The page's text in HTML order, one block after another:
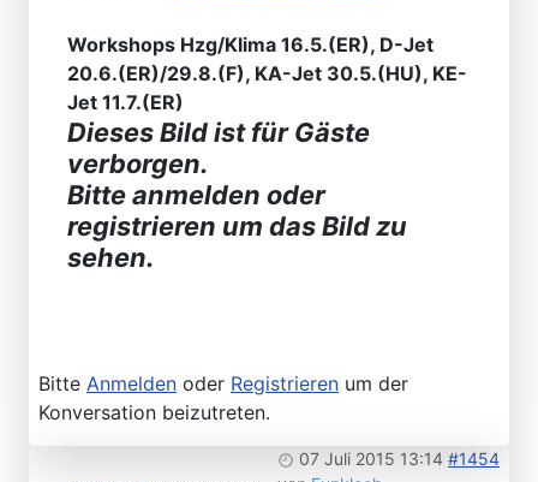
Workshops Hzg/Klima 16.5.(ER), D-Jet
20.6.(ER)/29.8.(F), KA-Jet 30.5.(HU), KE-
Jet 11.7.(ER)
Dieses Bild ist für Gäste
verborgen.
Bitte anmelden oder
registrieren um das Bild zu
sehen.
Bitte Anmelden oder Registrieren um der
Konversation beizutreten.
07 Juli 2015 13:14 #1454